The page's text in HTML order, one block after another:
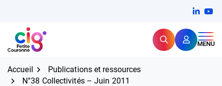
contenu
CIG Petite Couronne RechercherMENU
Expertise et proximité pour
Accueil
Publications et ressources
N°38 Collectivités – Juin 2011